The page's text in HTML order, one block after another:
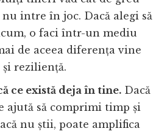
nu intre în joc. Dacă alegi să
o faci într-un mediu
de aceea diferența vine
reziliență.
ce există deja în tine. Dacă
ajută să comprimi timp și
nu știi, poate amplifica